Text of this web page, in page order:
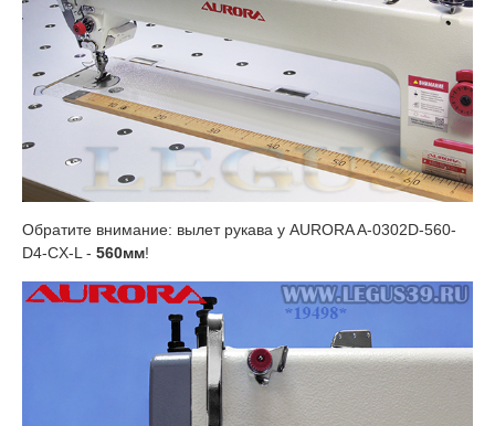
Обратите внимание: вылет рукава у AURORA A-0302D-560-
D4-CX-L - 560мм!